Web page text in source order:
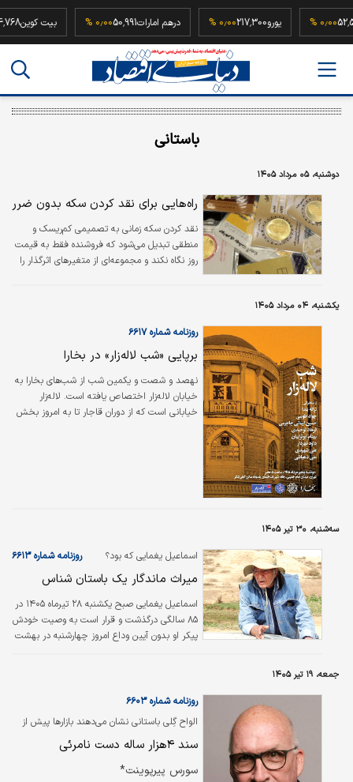
52,500,000 یورو217,300 درهم امارات50,991 بیت
باستانی
دوشنبه، ۰۵ مرداد ۱۴۰۵
راه‌هایی برای نقد کردن سکه بدون ضرر
نقد کردن سکه زمانی به تصمیمی کم‌ریسک و
منطقی تبدیل می‌شود که فروشنده فقط به قیمت
روز نگاه نکند و مجموعه‌ای از متغیرهای اثرگذار را
یکشنبه، ۰۴ مرداد ۱۴۰۵
روزنامه شماره ۶۶۱۷
برپایی «شب لاله‌زار» در بخارا
نهصد و شصت و یکمین شب از شب‌های بخارا به
خیابان لاله‌زار اختصاص یافته است. لاله‌زار
خیابانی است که از دوران قاجار تا به امروز بخش
سه‌شنبه، ۳۰ تیر ۱۴۰۵
اسماعیل یغمایی که بود؟ روزنامه شماره ۶۶۱۳
میراث ماندگار یک باستان شناس
اسماعیل یغمایی صبح یکشنبه ۲۸ تیرماه ۱۴۰۵ در
۸۵ سالگی درگذشت و قرار است به وصیت خودش
پیکر او بدون آیین وداع امروز چهارشنبه در بهشت
جمعه، ۱۹ تیر ۱۴۰۵
الواح گِلی باستانی نشان می‌دهند بازارها پیش از
آنکه اقتصاددانان سازوکارشان را توضیح دهند،
به‌خوبی کار می‌کردند
روزنامه شماره ۶۶۰۳
سند ۴هزار ساله دست نامرئی
سورس پیرپوینت*